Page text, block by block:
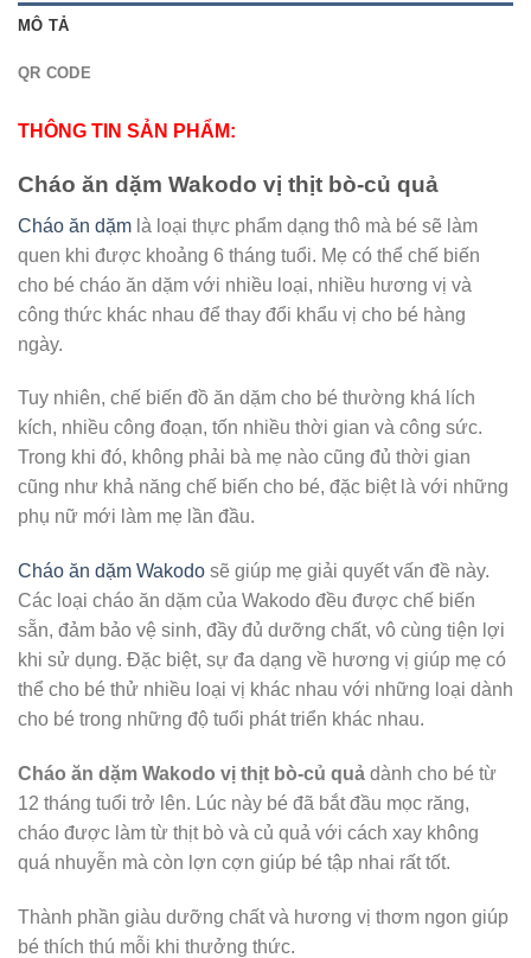
MÔ TẢ
QR CODE
THÔNG TIN SẢN PHẨM:
Cháo ăn dặm Wakodo vị thịt bò-củ quả
Cháo ăn dặm là loại thực phẩm dạng thô mà bé sẽ làm
quen khi được khoảng 6 tháng tuổi. Mẹ có thể chế biến
cho bé cháo ăn dặm với nhiều loại, nhiều hương vị và
công thức khác nhau để thay đổi khẩu vị cho bé hàng
ngày.
Tuy nhiên, chế biến đồ ăn dặm cho bé thường khá lích
kích, nhiều công đoạn, tốn nhiều thời gian và công sức.
Trong khi đó, không phải bà mẹ nào cũng đủ thời gian
cũng như khả năng chế biến cho bé, đặc biệt là với những
phụ nữ mới làm mẹ lần đầu.
Cháo ăn dặm Wakodo sẽ giúp mẹ giải quyết vấn đề này.
Các loại cháo ăn dặm của Wakodo đều được chế biến
sẵn, đảm bảo vệ sinh, đầy đủ dưỡng chất, vô cùng tiện lợi
khi sử dụng. Đặc biệt, sự đa dạng về hương vị giúp mẹ có
thể cho bé thử nhiều loại vị khác nhau với những loại dành
cho bé trong những độ tuổi phát triển khác nhau.
Cháo ăn dặm Wakodo vị thịt bò-củ quả dành cho bé từ
12 tháng tuổi trở lên. Lúc này bé đã bắt đầu mọc răng,
cháo được làm từ thịt bò và củ quả với cách xay không
quá nhuyễn mà còn lợn cợn giúp bé tập nhai rất tốt.
Thành phần giàu dưỡng chất và hương vị thơm ngon giúp
bé thích thú mỗi khi thưởng thức.